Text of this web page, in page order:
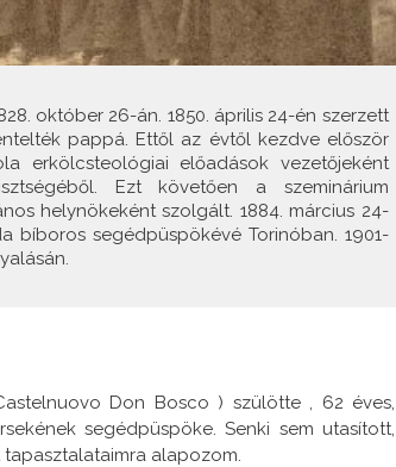
október 26-án. 1850. április 24-én szerzett
pappá. Ettől az évtől kezdve először
erkölcsteológiai előadások vezetőjeként
Ezt követően a szeminárium
helynökeként szolgált. 1884. március 24-
bíboros segédpüspökévé Torinóban. 1901-
Don Bosco ) szülötte , 62 éves,
segédpüspöke. Senki sem utasított,
alapozom.